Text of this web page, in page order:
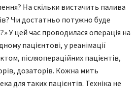
На скільки вистачить палива
Чи достатньо потужно буде
У цей час проводилася операція на
пацієнтові, у реанімації
післяопераційних пацієнтів,
дозаторів. Кожна мить
для таких пацієнтів. Техніка не